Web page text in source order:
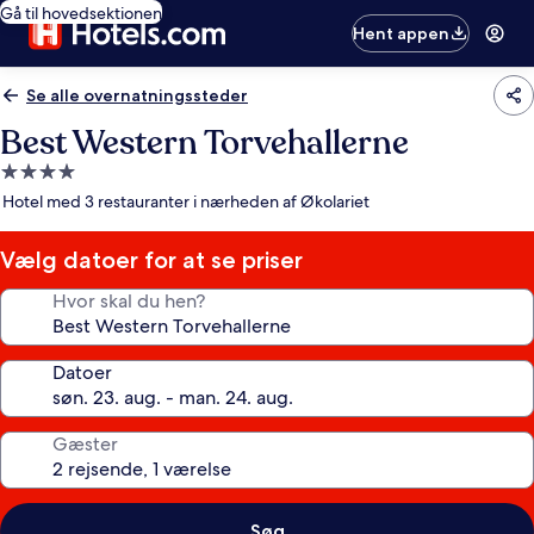
Gå til hovedsektionen
Hent appen
Se alle overnatningssteder
Best Western Torvehallerne
4.0-
stjernet
Hotel med 3 restauranter i nærheden af Økolariet
Vælg datoer for at se priser
Hvor skal du hen?
Datoer
Gæster